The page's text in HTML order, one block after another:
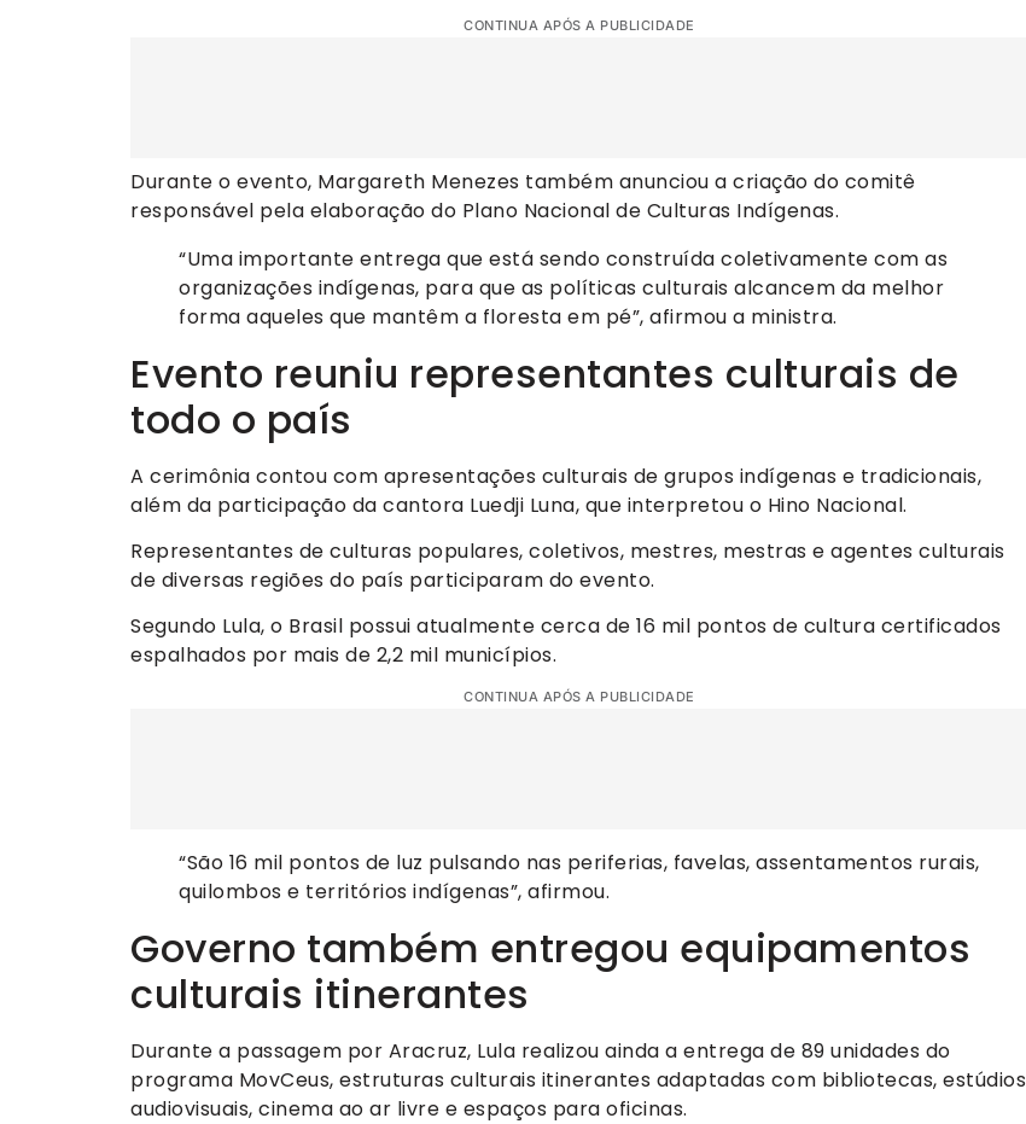
CONTINUA APÓS A PUBLICIDADE
Durante o evento, Margareth Menezes também anunciou a criação do comitê
responsável pela elaboração do Plano Nacional de Culturas Indígenas.
“Uma importante entrega que está sendo construída coletivamente com as
organizações indígenas, para que as políticas culturais alcancem da melhor
forma aqueles que mantêm a floresta em pé”, afirmou a ministra.
Evento reuniu representantes culturais de
todo o país
A cerimônia contou com apresentações culturais de grupos indígenas e tradicionais,
além da participação da cantora Luedji Luna, que interpretou o Hino Nacional.
Representantes de culturas populares, coletivos, mestres, mestras e agentes culturais
de diversas regiões do país participaram do evento.
Segundo Lula, o Brasil possui atualmente cerca de 16 mil pontos de cultura certificados
espalhados por mais de 2,2 mil municípios.
CONTINUA APÓS A PUBLICIDADE
“São 16 mil pontos de luz pulsando nas periferias, favelas, assentamentos rurais,
quilombos e territórios indígenas”, afirmou.
Governo também entregou equipamentos
culturais itinerantes
Durante a passagem por Aracruz, Lula realizou ainda a entrega de 89 unidades do
programa MovCeus, estruturas culturais itinerantes adaptadas com bibliotecas, estúdios
audiovisuais, cinema ao ar livre e espaços para oficinas.